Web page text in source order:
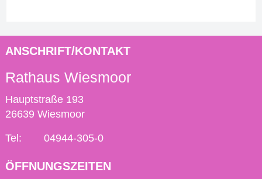
ANSCHRIFT/KONTAKT
Rathaus Wiesmoor
Hauptstraße 193
26639 Wiesmoor
Tel: 04944-305-0
ÖFFNUNGSZEITEN